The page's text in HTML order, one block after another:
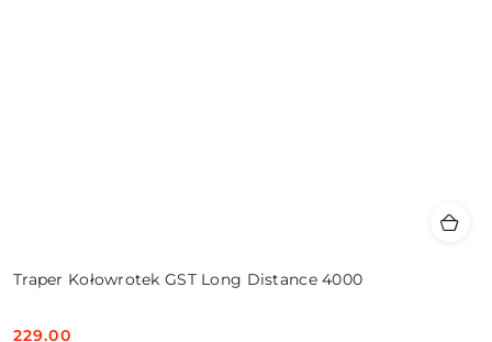
Traper Kołowrotek GST Long Distance 4000
229.00